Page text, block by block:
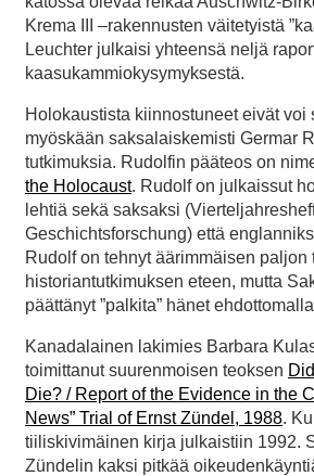
Krema III –rakennusten väitetyistä
Leuchter julkaisi yhteensä neljä
kaasukammiokysymyksestä.
Holokaustista kiinnostuneet eivät voi
myöskään saksalaiskemisti Germar
tutkimuksia. Rudolfin pääteos on
the Holocaust. Rudolf on julkaissut
lehtiä sekä saksaksi
Geschichtsforschung) että
Rudolf on tehnyt äärimmäisen paljon
historiantutkimuksen eteen, mutta
päättänyt ”palkita” hänet
Kanadalainen lakimies Barbara
toimittanut suurenmoisen teoksen
Die? / Report of the Evidence in the
News” Trial of Ernst Zündel, 1988.
tiiliskivimäinen kirja julkaistiin 1992.
Zündelin kaksi pitkää